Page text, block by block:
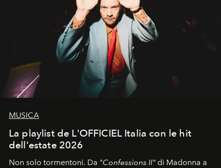
MUSICA
La playlist de L'OFFICIEL Italia con le hit
dell'estate 2026
Non solo tormentoni. Da "Confessions II" di Madonna a